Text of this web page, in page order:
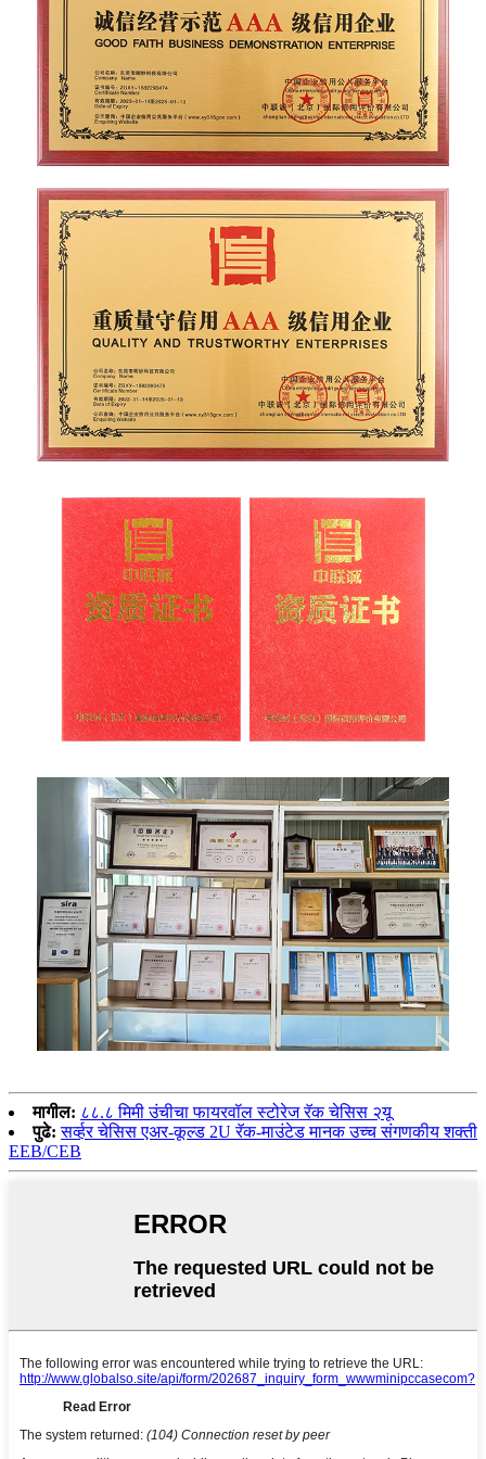
मागील: ८८.८ मिमी उंचीचा फायरवॉल स्टोरेज रॅक चेसिस २यू
पुढे: सर्व्हर चेसिस एअर-कूल्ड 2U रॅक-माउंटेड मानक उच्च संगणकीय शक्ती
EEB/CEB